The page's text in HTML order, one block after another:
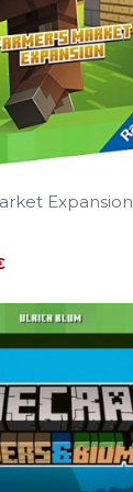
Expansion